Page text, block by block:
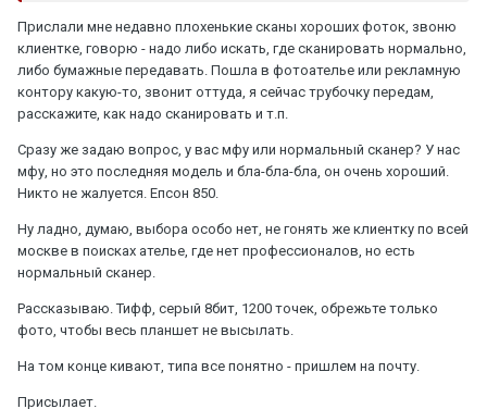
Прислали мне недавно плохенькие сканы хороших фоток, звоню
клиентке, говорю - надо либо искать, где сканировать нормально,
либо бумажные передавать. Пошла в фотоателье или рекламную
контору какую-то, звонит оттуда, я сейчас трубочку передам,
расскажите, как надо сканировать и т.п.
Сразу же задаю вопрос, у вас мфу или нормальный сканер? У нас
мфу, но это последняя модель и бла-бла-бла, он очень хороший.
Никто не жалуется. Епсон 850.
Ну ладно, думаю, выбора особо нет, не гонять же клиентку по всей
москве в поисках ателье, где нет профессионалов, но есть
нормальный сканер.
Рассказываю. Тифф, серый 8бит, 1200 точек, обрежьте только
фото, чтобы весь планшет не высылать.
На том конце кивают, типа все понятно - пришлем на почту.
Присылает.